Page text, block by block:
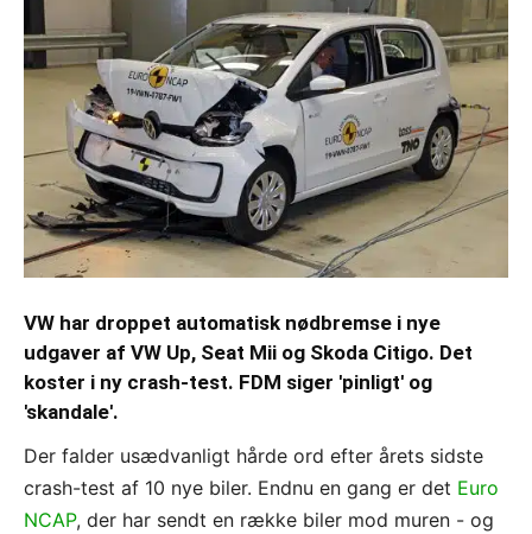
VW har droppet automatisk nødbremse i nye
udgaver af VW Up, Seat Mii og Skoda Citigo. Det
koster i ny crash-test. FDM siger 'pinligt' og
'skandale'.
Der falder usædvanligt hårde ord efter årets sidste
crash-test af 10 nye biler. Endnu en gang er det Euro
NCAP, der har sendt en række biler mod muren - og